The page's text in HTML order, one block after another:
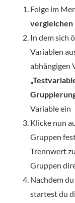
Folge im
vergleichen
In dem sich
Variablen
abhängigen
Variable ein
Klicke nun
Gruppen
Trennwert
Gruppen
Nachdem
startest du